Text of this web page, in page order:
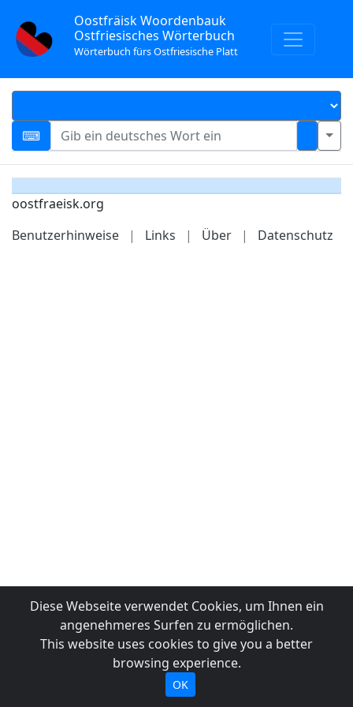
Oostfräisk Woordenbauk
Ostfriesisches Wörterbuch
Wörterbuch fürs Ostfriesische Platt
oostfraeisk.org
Benutzerhinweise
| Links | Über | Datenschutz
Diese Webseite verwendet Cookies, um Ihnen ein
angenehmeres Surfen zu ermöglichen.
This website uses cookies to give you a better
browsing experience.
OK